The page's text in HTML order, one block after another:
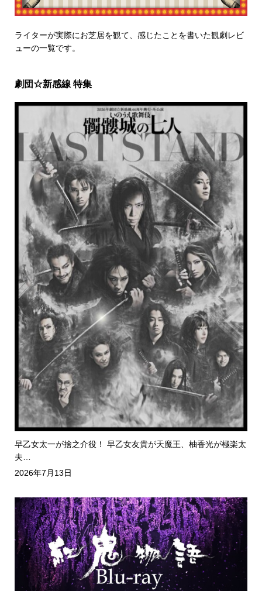
ライターが実際にお芝居を観て、感じたことを書いた観劇レビ
ューの一覧です。
劇団☆新感線 特集
早乙女太一が捨之介役！ 早乙女友貴が天魔王、柚香光が極楽太
夫…
2026年7月13日